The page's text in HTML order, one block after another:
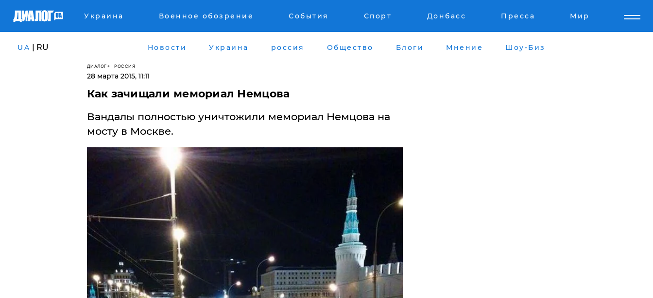
Украина Военное обозрение События Спорт Донбасс Пресса Мир
UA | RU Новости Украина россия Общество Блоги Мнение Шоу-Биз
ДИАЛОГ РОССИЯ
28 марта 2015, 11:11
Как зачищали мемориал Немцова
Вандалы полностью уничтожили мемориал Немцова на
мосту в Москве.